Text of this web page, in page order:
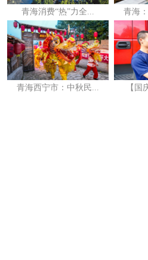
青海消费“热”力全... 青海
青海西宁市：中秋民... 【国